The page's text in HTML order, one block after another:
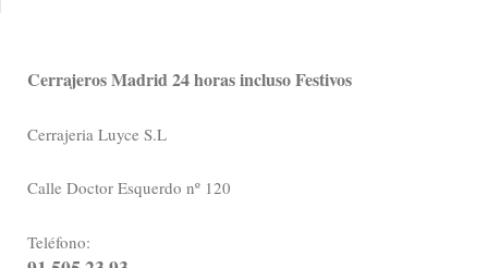
Cerrajeros Madrid 24 horas incluso Festivos
Cerrajeria Luyce S.L
Calle Doctor Esquerdo nº 120
Teléfono: